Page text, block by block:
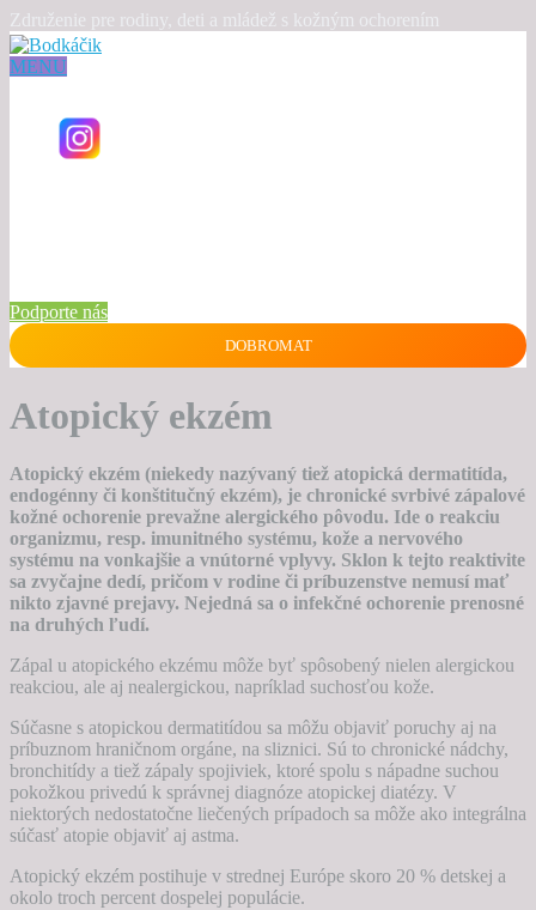
Združenie pre rodiny, deti a mládež s kožným ochorením
MENU
Podporte nás
DOBROMAT
Atopický ekzém
Atopický ekzém (niekedy nazývaný tiež atopická dermatitída,
endogénny či konštitučný ekzém), je chronické svrbivé zápalové
kožné ochorenie prevažne alergického pôvodu. Ide o reakciu
organizmu, resp. imunitného systému, kože a nervového
systému na vonkajšie a vnútorné vplyvy. Sklon k tejto reaktivite
sa zvyčajne dedí, pričom v rodine či príbuzenstve nemusí mať
nikto zjavné prejavy. Nejedná sa o infekčné ochorenie prenosné
na druhých ľudí.
Zápal u atopického ekzému môže byť spôsobený nielen alergickou
reakciou, ale aj nealergickou, napríklad suchosťou kože.
Súčasne s atopickou dermatitídou sa môžu objaviť poruchy aj na
príbuznom hraničnom orgáne, na sliznici. Sú to chronické nádchy,
bronchitídy a tiež zápaly spojiviek, ktoré spolu s nápadne suchou
pokožkou privedú k správnej diagnóze atopickej diatézy. V
niektorých nedostatočne liečených prípadoch sa môže ako integrálna
súčasť atopie objaviť aj astma.
Atopický ekzém postihuje v strednej Európe skoro 20 % detskej a
okolo troch percent dospelej populácie.